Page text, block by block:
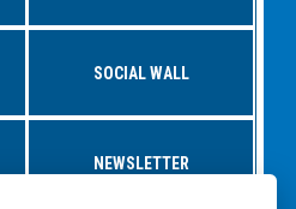
SOCIAL WALL
NEWSLETTER